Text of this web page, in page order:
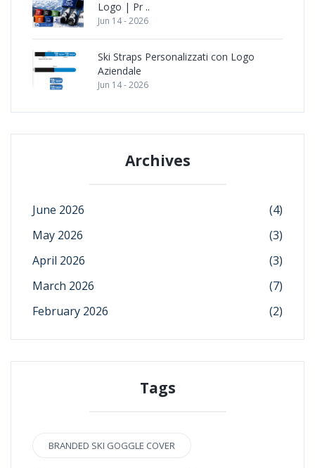
Logo | Pr ..
Jun 14 - 2026
Ski Straps Personalizzati con Logo
Aziendale
Jun 14 - 2026
Archives
June 2026
(4)
May 2026
(3)
April 2026
(3)
March 2026
(7)
February 2026
(2)
Tags
BRANDED SKI GOGGLE COVER